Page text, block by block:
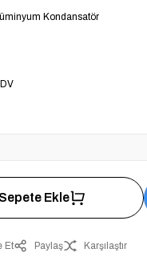
Kondansatör
Sepete Ekle
Et Paylaş Karşılaştır